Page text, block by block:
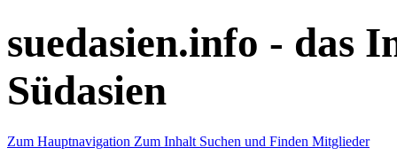
suedasien.info - das
Südasien
Zum Hauptnavigation Zum Inhalt Suchen und Finden Mitglieder